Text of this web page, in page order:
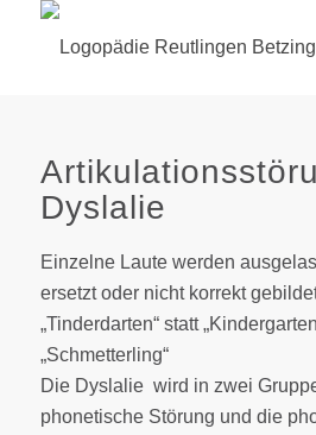
Dyslalie
Einzelne Laute werden
ersetzt oder nicht korrekt
„Tinderdarten“ statt
„Schmetterling“
Die Dyslalie wird in zwei
phonetische Störung und die